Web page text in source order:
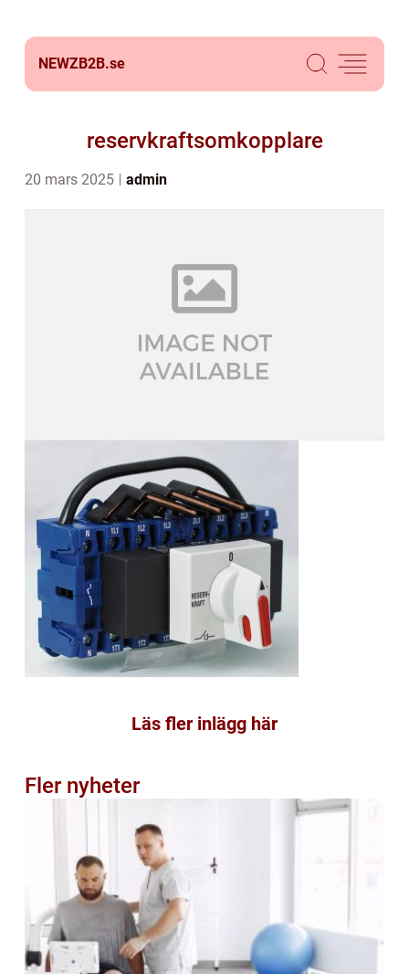
NEWZB2B.se
reservkraftsomkopplare
20 mars 2025 admin
Läs fler inlägg här
Fler nyheter